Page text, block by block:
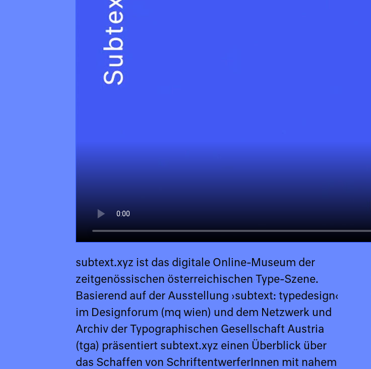
subtext.xyz ist das digitale Online-Museum der
zeitgenössischen österreichischen Type-Szene.
Basierend auf der Ausstellung ›subtext: typedesign‹
im Designforum (mq wien) und dem Netzwerk und
Archiv der Typographischen Gesellschaft Austria
(tga) präsentiert subtext.xyz einen Überblick über
das Schaffen von SchriftentwerferInnen mit nahem